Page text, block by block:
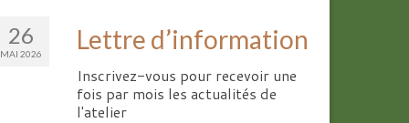
26
MAI 2026 Lettre d’information
Inscrivez-vous pour recevoir une
fois par mois les actualités de
l'atelier